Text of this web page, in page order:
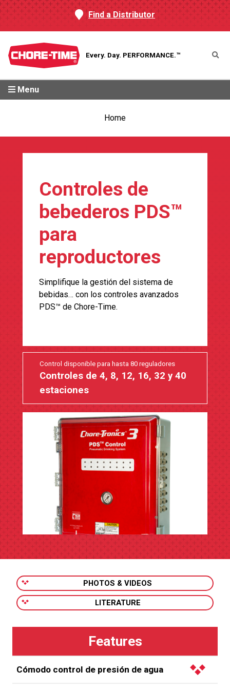
Find a Distributor
Every. Day. PERFORMANCE.™
Menu
Home
Controles de
bebederos PDS™
para
reproductores
Simplifique la gestión del sistema de
bebidas… con los controles avanzados
PDS™ de Chore-Time.
Control disponible para hasta 80 reguladores
Controles de 4, 8, 12, 16, 32 y 40
estaciones
PHOTOS & VIDEOS
LITERATURE
Cómodo control de presión de agua